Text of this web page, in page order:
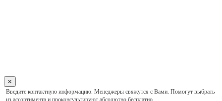
×
Оставьте
это
Введите контактную информацию. Менеджеры свяжутся с Вами. Помогут выбрать
из ассортимента и проконсультируют абсолютно бесплатно.